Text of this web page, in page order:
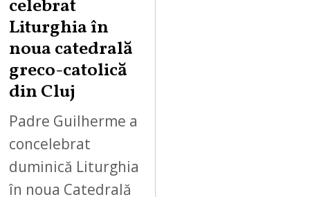
celebrat
Liturghia în
noua catedrală
greco-catolică
din Cluj
Padre Guilherme a
concelebrat
duminică Liturghia
în noua Catedrală